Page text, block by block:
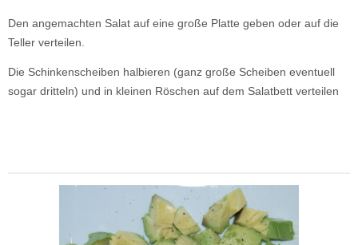
Den angemachten Salat auf eine große Platte geben oder auf die
Teller verteilen.
Die Schinkenscheiben halbieren (ganz große Scheiben eventuell
sogar dritteln) und in kleinen Röschen auf dem Salatbett verteilen